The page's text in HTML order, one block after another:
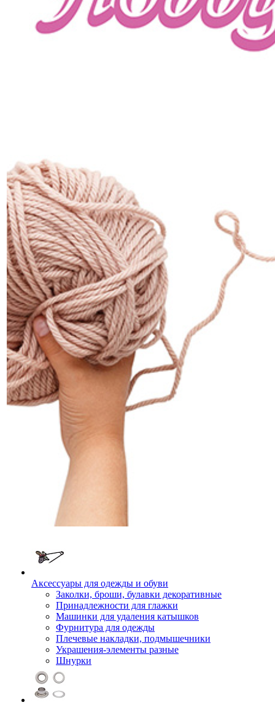
Аксессуары для одежды и обуви
Заколки, броши, булавки декоративные
Принадлежности для глажки
Машинки для удаления катышков
Фурнитура для одежды
Плечевые накладки, подмышечники
Украшения-элементы разные
Шнурки